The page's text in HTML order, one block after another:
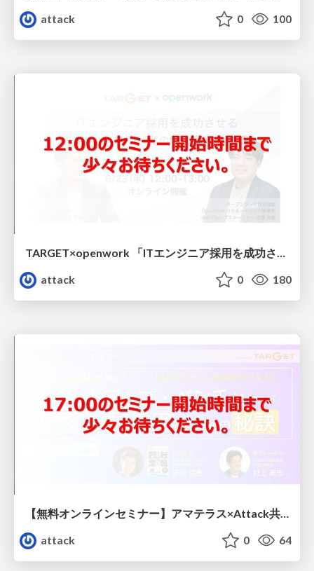
attack
0 100
TARGET×openwork 「ITエンジニア採用を成功させるスカウト文の作り方」
attack
0 180
【無料オンラインセミナー】アマテラス×Attack共催「＼経営者・人事責任者 限定セミナー／ スタートアップ・ベンチャーが優秀人材を採用するための秘訣」
attack
0 64